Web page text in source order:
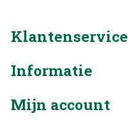
Klantenservice
Informatie
Mijn account